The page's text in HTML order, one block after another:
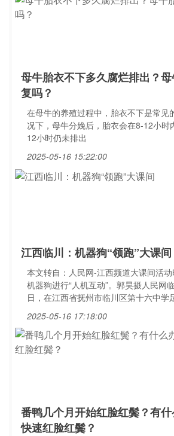
母牛胎衣不下多久腐烂排出？
复吗？
在母牛的养殖过程中，胎衣不下是常见
况下，母牛分娩后，胎衣会在8-12小时
12小时仍未排出
2025-05-16 15:22:00
江西临川：机器狗“领跑”大课间
本文转自：人民网-江西频道大课间活
机器狗进行“人机互动”。郭昊摄人民网
日，在江西省抚州市临川区第十六中学
2025-05-16 17:18:00
番鸭几个月开始红脸红鬓？有
快速红脸红鬓？